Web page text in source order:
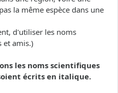
la même espèce dans une
d'utiliser les noms
et amis.)
les noms scientifiques
écrits en italique.